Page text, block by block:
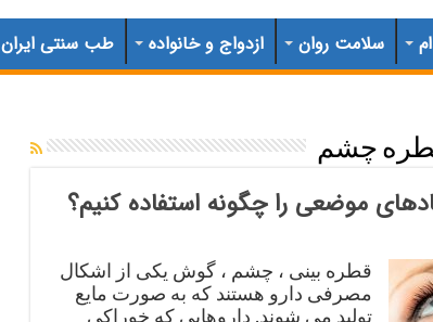
سلامت روان ازدواج و خانواده طب سنتی ایران
چشم
موضعی را چگونه استفاده کنیم؟
قطره بینی ، چشم ، گوش یکی از اشکال
مصرفی دارو هستند که به صورت مایع
تولید می شوند. داروهایی که خوراکی